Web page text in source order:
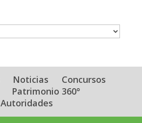
Noticias
Concursos
Patrimonio 360°
Autoridades